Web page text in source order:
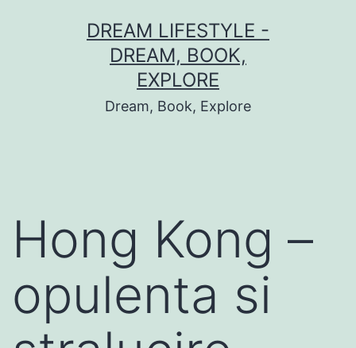
DREAM LIFESTYLE -
DREAM, BOOK,
EXPLORE
Dream, Book, Explore
Hong Kong –
opulenta si